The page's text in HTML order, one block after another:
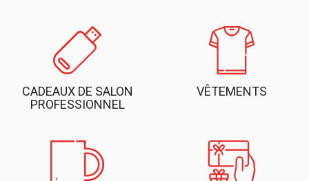
CADEAUX DE SALON
PROFESSIONNEL
VÊTEMENTS